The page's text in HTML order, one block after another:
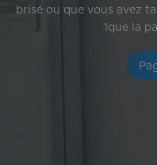
brisé ou que vous avez
1que la